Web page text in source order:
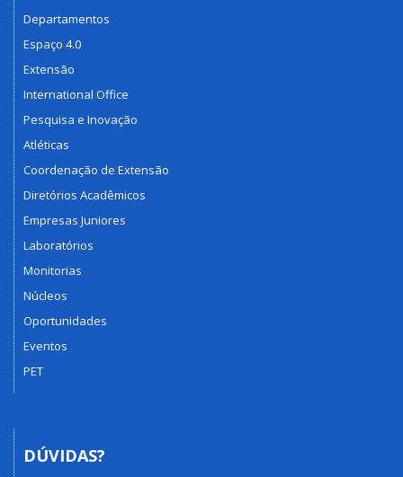
Departamentos
Espaço 4.0
Extensão
International Office
Pesquisa e Inovação
Atléticas
Coordenação de Extensão
Diretórios Acadêmicos
Empresas Juniores
Laboratórios
Monitorias
Núcleos
Oportunidades
Eventos
PET
DÚVIDAS?